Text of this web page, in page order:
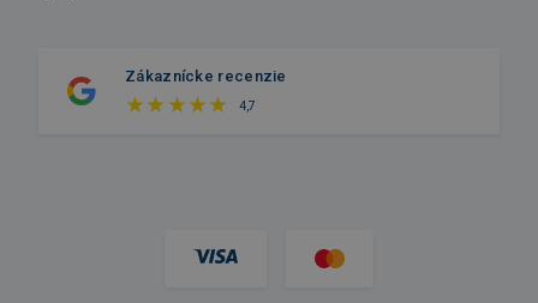
Zákaznícke recenzie
4,7